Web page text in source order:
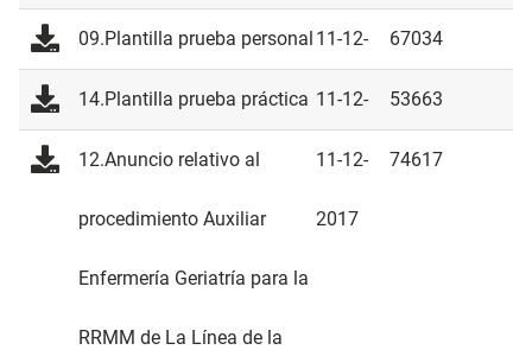
2017
09.Plantilla prueba personal 11-12-
2017
67034
14.Plantilla prueba práctica 11-12-
2017
53663
12.Anuncio relativo al
procedimiento Auxiliar
Enfermería Geriatría para la
RRMM de La Línea de la
11-12-
2017
74617